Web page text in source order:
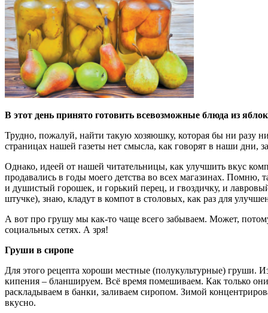
В этот день принято готовить всевозможные блюда из
Трудно, пожалуй, найти такую хозяюшку, которая бы ни разу
страницах нашей газеты нет смысла, как говорят в наши дни,
Однако, идеей от нашей читательницы, как улучшить вкус
продавались в годы моего детства во всех магазинах.
и душистый горошек, и горький перец, и гвоздичку, и
штучке), знаю, кладут в компот в столовых, как раз для
А вот про грушу мы как-то чаще всего забываем. Может,
социальных сетях. А зря!
Груши в сиропе
Для этого рецепта хороши местные (полукультурные) груши.
кипения – бланшируем. Всё время помешиваем. Как только
раскладываем в банки, заливаем сиропом. Зимой
вкусно.